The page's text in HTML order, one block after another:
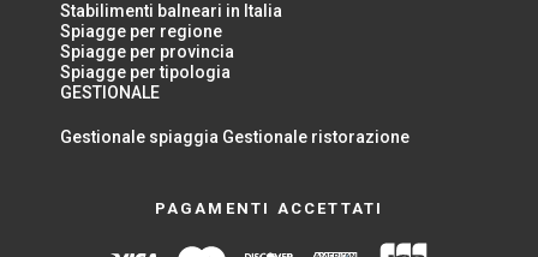
Stabilimenti balneari in Italia
Spiagge per regione
Spiagge per provincia
Spiagge per tipologia
GESTIONALE
Gestionale spiaggia Gestionale ristorazione
PAGAMENTI ACCETTATI